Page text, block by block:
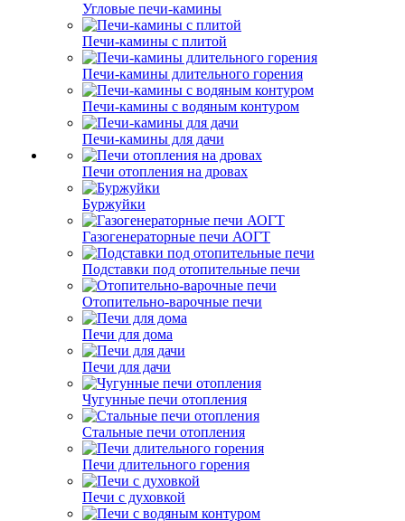
Угловые печи-камины
Печи-камины с плитой
Печи-камины длительного горения
Печи-камины с водяным контуром
Печи-камины для дачи
Печи отопления на дровах
Буржуйки
Газогенераторные печи АОГТ
Подставки под отопительные печи
Отопительно-варочные печи
Печи для дома
Печи для дачи
Чугунные печи отопления
Стальные печи отопления
Печи длительного горения
Печи с духовкой